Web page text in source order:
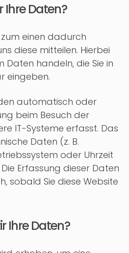
Ihre Daten?
einen dadurch
diese mitteilen. Hierbei
Daten handeln, die Sie in
eingeben.
automatisch oder
beim Besuch der
IT-Systeme erfasst. Das
Daten (z. B.
oder Uhrzeit
Erfassung dieser Daten
sobald Sie diese Website
Ihre Daten?